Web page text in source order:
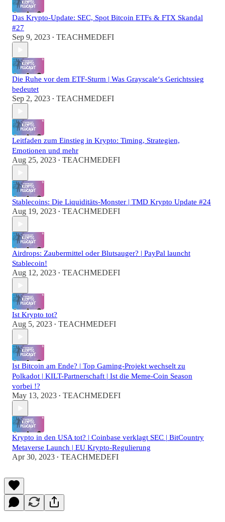
Das Krypto-Update: SEC, Spot Bitcoin ETFs & FTX Skandal
#27
Sep 9, 2023 • TEACHMEDEFI
Die Ruhe vor dem ETF-Sturm | Was Grayscale‘s Gerichtssieg
bedeutet
Sep 2, 2023 • TEACHMEDEFI
Leitfaden zum Einstieg in Krypto: Timing, Strategien,
Emotionen und mehr
Aug 25, 2023 • TEACHMEDEFI
Stablecoins: Die Liquiditäts-Monster | TMD Krypto Update #24
Aug 19, 2023 • TEACHMEDEFI
Airdrops: Zaubermittel oder Blutsauger? | PayPal launcht
Stablecoin!
Aug 12, 2023 • TEACHMEDEFI
Ist Krypto tot?
Aug 5, 2023 • TEACHMEDEFI
Ist Bitcoin am Ende? | Top Gaming-Projekt wechselt zu
Polkadot | KILT-Partnerschaft | Ist die Meme-Coin Season
vorbei !?
May 13, 2023 • TEACHMEDEFI
Krypto in den USA tot? | Coinbase verklagt SEC | BitCountry
Metaverse Launch | EU Krypto-Regulierung
Apr 30, 2023 • TEACHMEDEFI